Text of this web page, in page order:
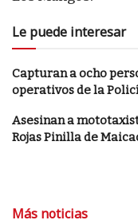
Le puede interesar
Capturan a ocho
operativos de la
Asesinan a
Rojas Pinilla de
Más noticias